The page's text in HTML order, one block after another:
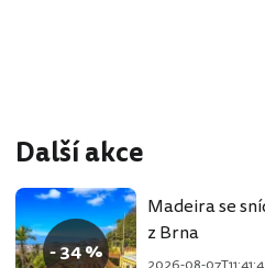
Další akce
- 34 %
Madeira se
z Brna